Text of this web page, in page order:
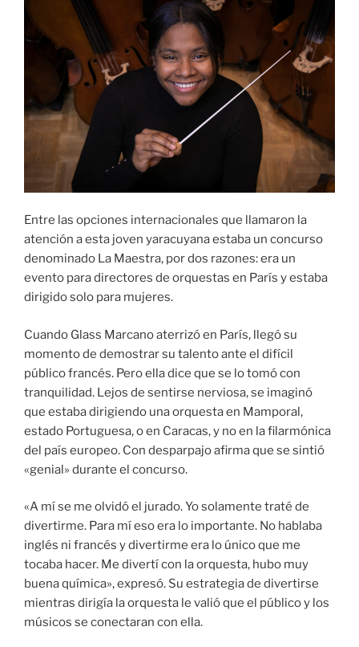
Entre las opciones internacionales que llamaron la
atención a esta joven yaracuyana estaba un concurso
denominado La Maestra, por dos razones: era un
evento para directores de orquestas en París y estaba
dirigido solo para mujeres.
Cuando Glass Marcano aterrizó en París, llegó su
momento de demostrar su talento ante el difícil
público francés. Pero ella dice que se lo tomó con
tranquilidad. Lejos de sentirse nerviosa, se imaginó
que estaba dirigiendo una orquesta en Mamporal,
estado Portuguesa, o en Caracas, y no en la filarmónica
del país europeo. Con desparpajo afirma que se sintió
«genial» durante el concurso.
«A mí se me olvidó el jurado. Yo solamente traté de
divertirme. Para mí eso era lo importante. No hablaba
inglés ni francés y divertirme era lo único que me
tocaba hacer. Me divertí con la orquesta, hubo muy
buena química», expresó. Su estrategia de divertirse
mientras dirigía la orquesta le valió que el público y los
músicos se conectaran con ella.